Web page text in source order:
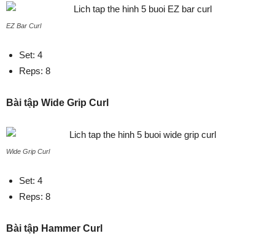
EZ Bar Curl
Set: 4
Reps: 8
Bài tập Wide Grip Curl
Wide Grip Curl
Set: 4
Reps: 8
Bài tập Hammer Curl